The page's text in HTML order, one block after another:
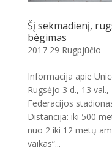
Šį sekmadienį,
bėgimas
2017 29 Rugpjūčio
Informacija apie
Rugsėjo 3 d., 13
Federacijos
Distancija: iki 500
nuo 2 iki 12 metų
vaikas“...